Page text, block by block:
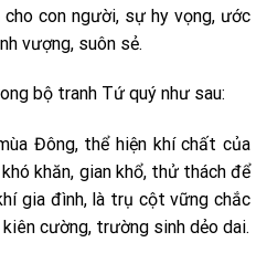
con người, sự hy vọng, ước
vượng, suôn sẻ.
bộ tranh Tứ quý như sau:
Đông, thể hiện khí chất của
khăn, gian khổ, thử thách để
gia đình, là trụ cột vững chắc
cường, trường sinh dẻo dai.